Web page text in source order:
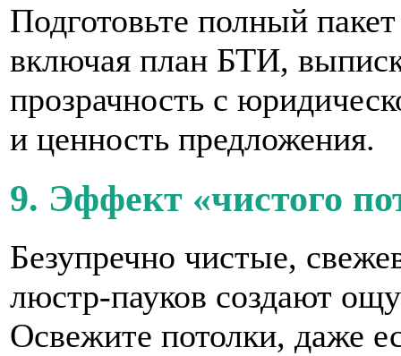
Подготовьте полный
включая план БТИ,
прозрачность с
и ценность предложения.
9. Эффект «чистого
Безупречно чистые,
люстр-пауков создают
Освежите потолки, даже